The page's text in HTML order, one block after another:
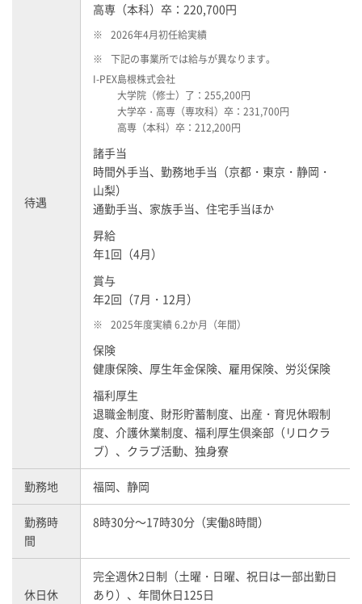
待遇
高専（本科）卒：220,700円
※
2026年4月初任給実績
※
下記の事業所では給与が異なります。
I-PEX島根株式会社
大学院（修士）了：255,200円
大学卒・高専（専攻科）卒：231,700円
高専（本科）卒：212,200円
諸手当
時間外手当、勤務地手当（京都・東京・静岡・
山梨）
通勤手当、家族手当、住宅手当ほか
昇給
年1回（4月）
賞与
年2回（7月・12月）
※ 2025年度実績 6.2か月（年間）
保険
健康保険、厚生年金保険、雇用保険、労災保険
福利厚生
退職金制度、財形貯蓄制度、出産・育児休暇制
度、介護休業制度、福利厚生倶楽部（リロクラ
ブ）、クラブ活動、独身寮
勤務地 福岡、静岡
勤務時
間
8時30分～17時30分（実働8時間）
休日休
完全週休2日制（土曜・日曜、祝日は一部出勤日
あり）、年間休日125日